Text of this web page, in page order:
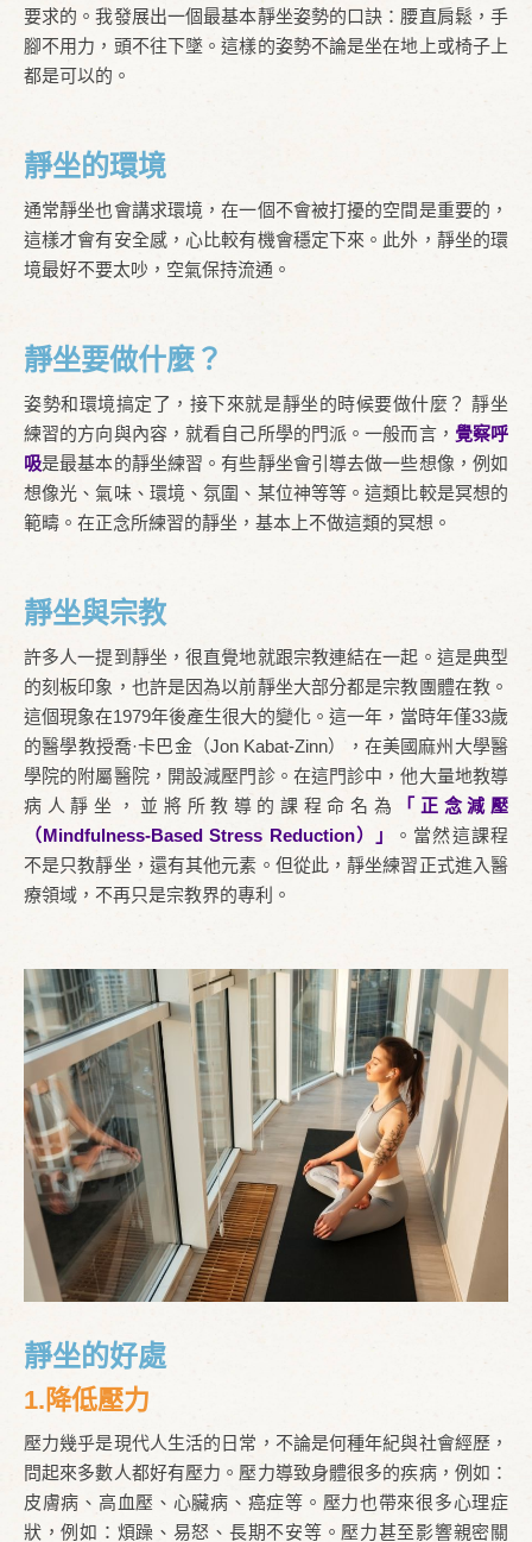
要求的。我發展出一個最基本靜坐姿勢的口訣：腰直肩鬆，手
腳不用力，頭不往下墜。這樣的姿勢不論是坐在地上或椅子上
都是可以的。
靜坐的環境
通常靜坐也會講求環境，在一個不會被打擾的空間是重要的，
這樣才會有安全感，心比較有機會穩定下來。此外，靜坐的環
境最好不要太吵，空氣保持流通。
靜坐要做什麼？
姿勢和環境搞定了，接下來就是靜坐的時候要做什麼？ 靜坐
練習的方向與內容，就看自己所學的門派。一般而言， 覺察呼
吸是最基本的靜坐練習。有些靜坐會引導去做一些想像，例如
想像光、氣味、環境、氛圍、某位神等等。這類比較是冥想的
範疇。在正念所練習的靜坐，基本上不做這類的冥想。
靜坐與宗教
許多人一提到靜坐，很直覺地就跟宗教連結在一起。這是典型
的刻板印象，也許是因為以前靜坐大部分都是宗教團體在教。
這個現象在1979年後產生很大的變化。這一年，當時年僅33歲
的醫學教授喬·卡巴金（Jon Kabat-Zinn），在美國麻州大學醫
學院的附屬醫院，開設減壓門診。在這門診中，他大量地教導
病人靜坐，並將所教導的課程命名為
「正念減壓
（Mindfulness-Based Stress Reduction）」
。當然這課程
不是只教靜坐，還有其他元素。但從此，靜坐練習正式進入醫
療領域，不再只是宗教界的專利。
靜坐的好處
1.降低壓力
壓力幾乎是現代人生活的日常，不論是何種年紀與社會經歷，
問起來多數人都好有壓力。壓力導致身體很多的疾病，例如：
皮膚病、高血壓、心臟病、癌症等。壓力也帶來很多心理症
狀，例如：煩躁、易怒、長期不安等。壓力甚至影響親密關